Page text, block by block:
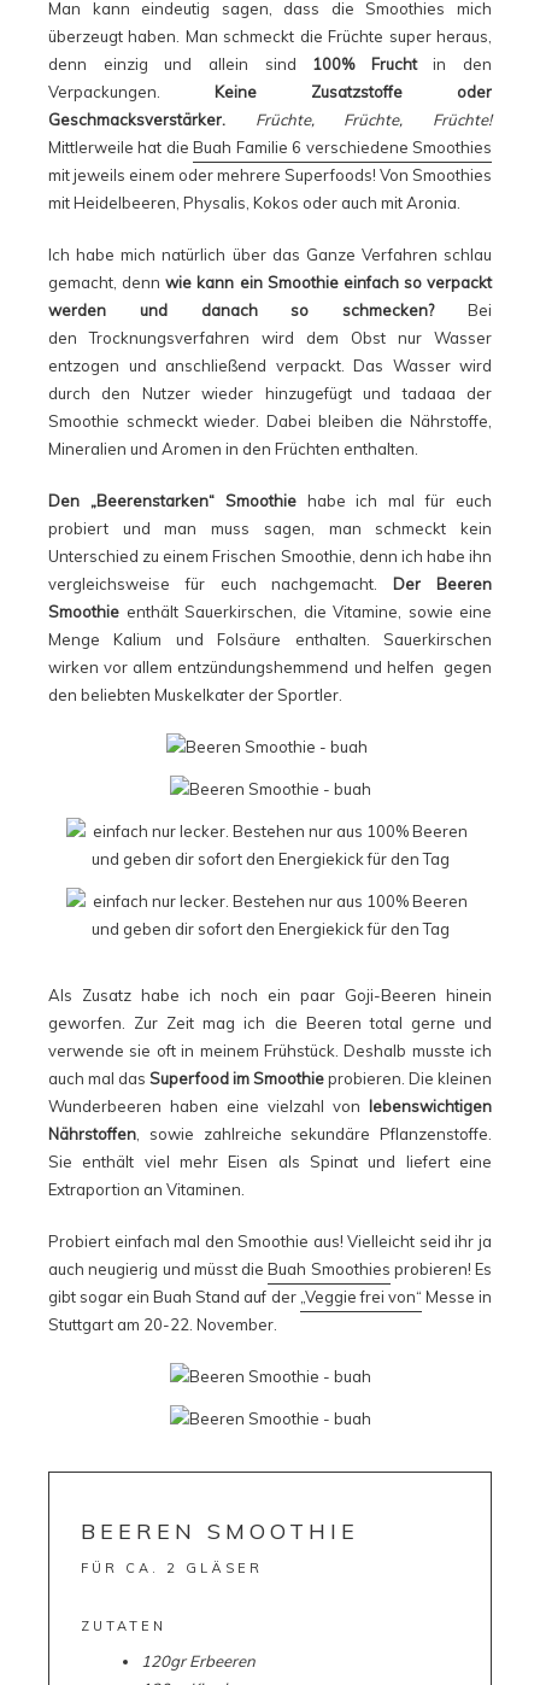
Man kann eindeutig sagen, dass die Smoothies mich
überzeugt haben. Man schmeckt die Früchte super heraus,
denn einzig und allein sind 100% Fruchtin den
Verpackungen. Keine Zusatzstoffe oder
Geschmacksverstärker. Früchte, Früchte, Früchte!
Mittlerweile hat dieBuah Familie 6 verschiedene Smoothies
mit jeweils einem oder mehrere Superfoods! Von Smoothies
mit Heidelbeeren, Physalis, Kokos oder auch mit Aronia.
Ich habe mich natürlich über das Ganze Verfahren schlau
gemacht, dennwie kann ein Smoothie einfach so verpackt
werden und danach so schmecken? Bei
den Trocknungsverfahren wird dem Obst nur Wasser
entzogen und anschließend verpackt. Das Wasser wird
durch den Nutzer wieder hinzugefügt und tadaaa der
Smoothie schmeckt wieder. Dabei bleiben die Nährstoffe,
Mineralien und Aromen in den Früchten enthalten.
Den „Beerenstarken“ Smoothiehabe ich mal für euch
probiert und man muss sagen, man schmeckt kein
Unterschied zu einem Frischen Smoothie, denn ich habe ihn
vergleichsweise für euch nachgemacht. Der Beeren
Smoothie enthält Sauerkirschen, die Vitamine, sowie eine
Menge Kalium und Folsäure enthalten. Sauerkirschen
wirken vor allem entzündungshemmend und helfen gegen
den beliebten Muskelkater der Sportler.
Als Zusatz habe ich noch ein paar Goji-Beeren hinein
geworfen. Zur Zeit mag ich die Beeren total gerne und
verwende sie oft in meinem Frühstück. Deshalb musste ich
auch mal das Superfood im Smoothieprobieren. Die kleinen
Wunderbeeren haben eine vielzahl von lebenswichtigen
Nährstoffen , sowie zahlreiche sekundäre Pflanzenstoffe.
Sie enthält viel mehr Eisen als Spinat und liefert eine
Extraportion an Vitaminen.
Probiert einfach mal den Smoothie aus! Vielleicht seid ihr ja
auch neugierig und müsst dieBuah Smoothies probieren! Es
gibt sogar ein Buah Stand auf der „Veggie frei von“ Messe in
Stuttgart am 20-22. November.
BEEREN SMOOTHIE
FÜR CA. 2 GLÄSER
ZUTATEN
120gr Erbeeren